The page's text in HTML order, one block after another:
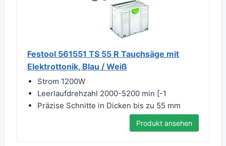
Festool 561551 TS 55 R Tauchsäge mit
Elektrottonik, Blau / Weiß
Strom 1200W
Leerlaufdrehzahl 2000-5200 min [-1
Präzise Schnitte in Dicken bis zu 55 mm
Produkt ansehen